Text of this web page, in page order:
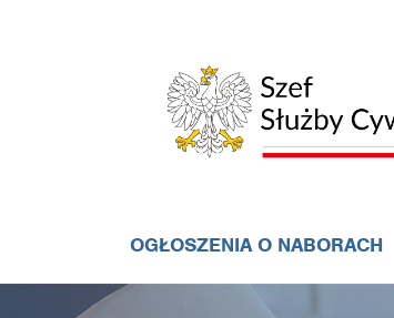
OGŁOSZENIA O NABORACH